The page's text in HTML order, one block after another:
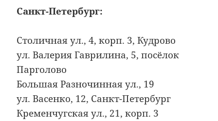
Санкт-Петербург:
Столичная ул., 4, корп. 3, Кудрово
ул. Валерия Гаврилина, 5, посёлок
Парголово
Большая Разночинная ул., 19
ул. Васенко, 12, Санкт-Петербург
Кременчугская ул., 21, корп. 3